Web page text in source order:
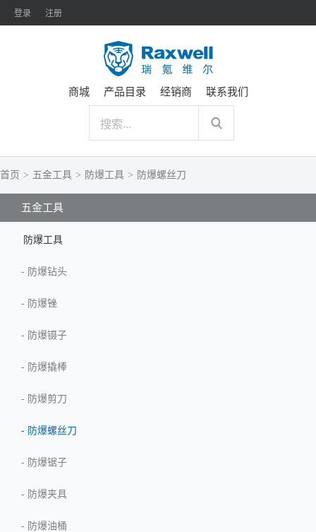
登录 注册
商城 产品目录 经销商 联系我们
首页 > 五金工具 > 防爆工具 > 防爆螺丝刀
五金工具
防爆工具
- 防爆钻头
- 防爆锉
- 防爆镊子
- 防爆撬棒
- 防爆剪刀
- 防爆螺丝刀
- 防爆锯子
- 防爆夹具
- 防爆油桶